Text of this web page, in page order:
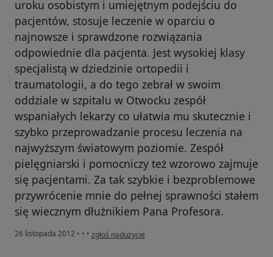
uroku osobistym i umiejętnym podejściu do
pacjentów, stosuje leczenie w oparciu o
najnowsze i sprawdzone rozwiązania
odpowiednie dla pacjenta. Jest wysokiej klasy
specjalistą w dziedzinie ortopedii i
traumatologii, a do tego zebrał w swoim
oddziale w szpitalu w Otwocku zespół
wspaniałych lekarzy co ułatwia mu skutecznie i
szybko przeprowadzanie procesu leczenia na
najwyższym światowym poziomie. Zespół
pielęgniarski i pomocniczy też wzorowo zajmuje
się pacjentami. Za tak szybkie i bezproblemowe
przywrócenie mnie do pełnej sprawności stałem
się wiecznym dłużnikiem Pana Profesora.
26 listopada 2012 • • • w opinii użytkownika Konto zostało usunięte
zgłoś nadużycie